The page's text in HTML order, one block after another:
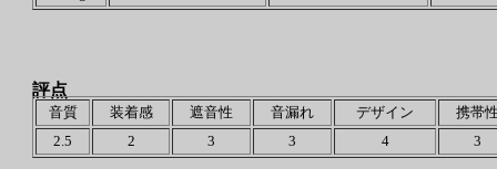
評点
音質 装着感 遮音性 音漏れ デザイン
携帯
2.5
2 3 3 4 3